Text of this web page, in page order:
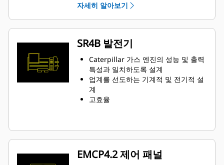
출 저감 및 엔진 효율 향상
하나의 전자 제어 모듈에서 점화, 조
절, 공기/연료 속도 제어 및 엔진 보호
등 모든 엔진 기능을 처리합니다.
자세히 알아보기
SR4B 발전기
Caterpillar 가스 엔진의 성능 및 출력
특성과 일치하도록 설계
업계를 선도하는 기계적 및 전기적 설
계
고효율
EMCP4.2 제어 패널